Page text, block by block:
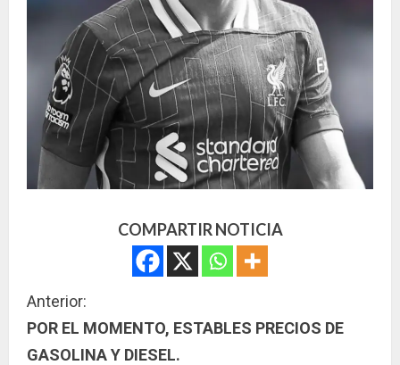
COMPARTIR NOTICIA
S
i
Anterior:
POR EL MOMENTO, ESTABLES PRECIOS DE
GASOLINA Y DIESEL.